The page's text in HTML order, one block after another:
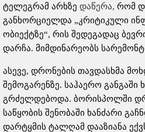
ტელეგრამ არხზე დაწერა, რომ
განხორციელდა „კრიტიკული
ობიექტზე“, რის შედეგადაც
დარჩა. მიმდინარეობს
ასევე, დრონების თავდასხმა
შემოგარენზე. საჰაერო განგაში
გრძელდებოდა. ბორისპოლში
საწყობის შენობაში ხანძარი
დარტყმის ტალღამ დააზიანა